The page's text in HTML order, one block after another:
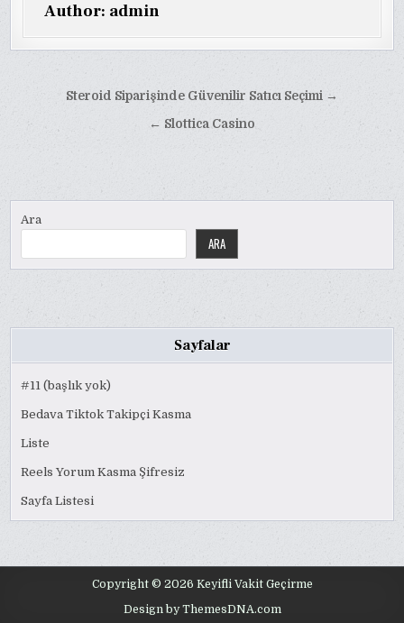
Author: admin
Steroid Siparişinde Güvenilir Satıcı Seçimi →
← Slottica Casino
Ara
ARA
Sayfalar
#11 (başlık yok)
Bedava Tiktok Takipçi Kasma
Liste
Reels Yorum Kasma Şifresiz
Sayfa Listesi
Copyright © 2026 Keyifli Vakit Geçirme
Design by ThemesDNA.com